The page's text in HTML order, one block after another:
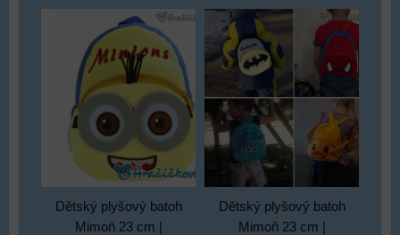
Dětský plyšový batoh
Mimoň 23 cm |
Dětský plyšový batoh
Mimoň 23 cm |